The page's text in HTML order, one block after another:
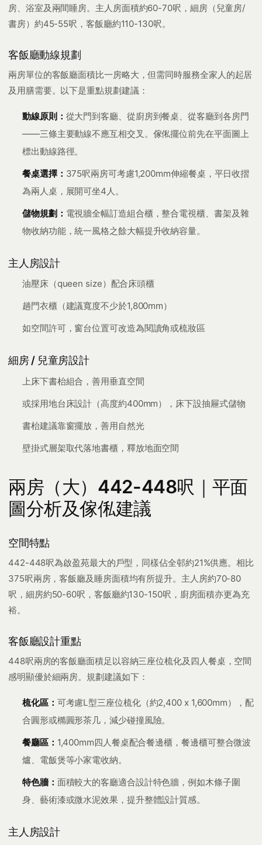
房、浴室及兩間睡房。主人房面積約60-70呎，細房（兒童房/
書房）約45-55呎，客飯廳約110-130呎。
客飯廳動線規劃
兩房單位的客飯廳面積比一房略大，但需同時服務全家人的起居
及用膳需要。以下是重點規劃建議：
動線原則： 從大門到客廳、從廚房到餐桌、從客廳到各房門
——三條主要動線不應互相交叉。傢俬擺位前先在平面圖上
標出動線路徑。
餐桌選擇： 375呎兩房可考慮1,200mm伸縮餐桌，平日收摺
為兩人桌，展開可坐4人。
儲物規劃： 電視牆全幅訂造組合櫃，整合電視櫃、書架及雜
物收納功能，統一風格之餘大幅提升收納容量。
主人房設計
油壓床（queen size）配合床頭櫃
趟門衣櫃（建議寬度不少於1,800mm）
如空間許可，窗台位置可改造為閱讀角或梳妝區
細房 / 兒童房設計
上床下書枱組合，善用垂直空間
或採用地台床設計（高度約400mm），床下設抽屜式儲物
書枱建議靠窗擺放，善用自然光
壁掛式層架取代落地書櫃，釋放地面空間
兩房（大）442-448呎｜平面
圖分析及傢俬建議
空間特點
442-448呎為啟盈苑最大的戶型，同樣佔全邨約21%供應。相比
375呎兩房，客飯廳及睡房面積均有所提升。主人房約70-80
呎，細房約50-60呎，客飯廳約130-150呎，廚房面積亦更為充
裕。
客飯廳設計重點
448呎兩房的客飯廳面積足以容納三座位梳化及四人餐桌，空間
感明顯優於細兩房。規劃建議如下：
梳化區： 可考慮L型三座位梳化（約2,400 x 1,600mm），配
合圓形或橢圓形茶几，減少碰撞風險。
餐廳區： 1,400mm四人餐桌配合餐邊櫃，餐邊櫃可整合微波
爐、電飯煲等小家電收納。
特色牆： 面積較大的客廳適合設計特色牆，例如木條子圍
身、藝術漆或微水泥效果，提升整體設計質感。
主人房設計